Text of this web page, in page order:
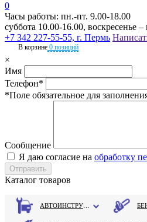
0
Часы работы: пн.-пт. 9.00-18.00
суббота 10.00-16.00, воскресенье
+7 342 227-55-55, г. Пермь
В корзине 0 позиций
×
Имя
Телефон*
*Поле обязательное для
Сообщение
Я даю согласие на обработку
Каталог товаров